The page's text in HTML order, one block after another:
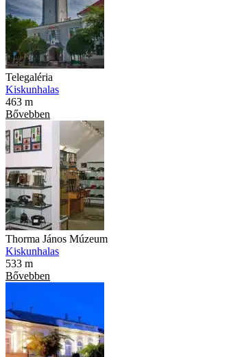
Telegaléria
Kiskunhalas
463 m
Bővebben
Thorma János Múzeum
Kiskunhalas
533 m
Bővebben